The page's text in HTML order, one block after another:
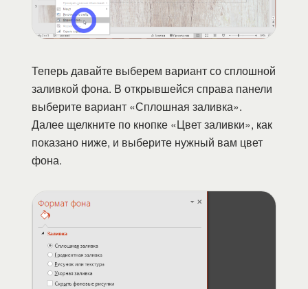
Теперь давайте выберем вариант со сплошной
заливкой фона. В открывшейся справа панели
выберите вариант «Сплошная заливка».
Далее щелкните по кнопке «Цвет заливки», как
показано ниже, и выберите нужный вам цвет
фона.